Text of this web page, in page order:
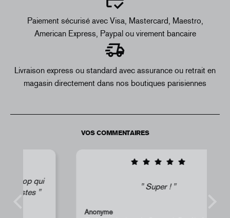
Paiement sécurisé avec Visa, Mastercard, Maestro,
American Express, Paypal ou virement bancaire
Livraison express ou standard avec assurance ou retrait en
magasin directement dans nos boutiques parisiennes
VOS COMMENTAIRES